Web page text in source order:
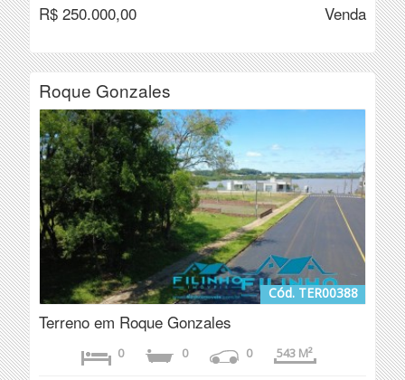
R$ 250.000,00 Venda
Roque Gonzales
Cód. TER00388
Terreno em Roque Gonzales
0 0 0 543 M²